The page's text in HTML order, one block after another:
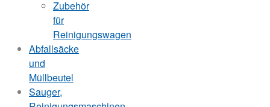
Zubehör
für
Reinigungswagen
Abfallsäcke
und
Müllbeutel
Sauger,